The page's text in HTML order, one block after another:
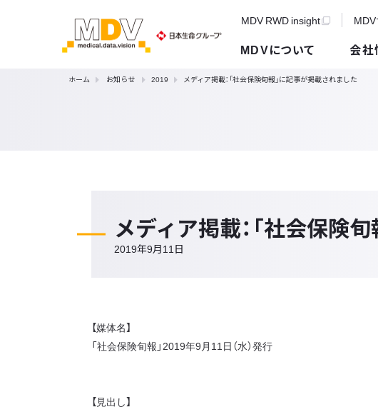
MDV RWD insight
MDVについて 会社
ホーム お知らせ 2019 メディア掲載：「社会保険旬報」に記事が掲載されました
メディア掲載：「社会保険
2019年9月11日
【媒体名】
「社会保険旬報」2019年9月11日（水）発行
【見出し】